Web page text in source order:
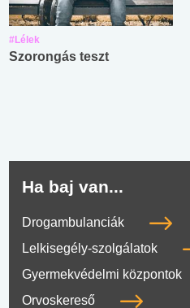
#Lélek
Szorongás teszt
Ha baj van...
Drogambulanciák
Lelkisegély-szolgálatok
Gyermekvédelmi központok
Orvoskereső